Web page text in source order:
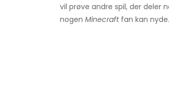
vil prøve andre spil, der deler
nogen Minecraftfan kan nyde.